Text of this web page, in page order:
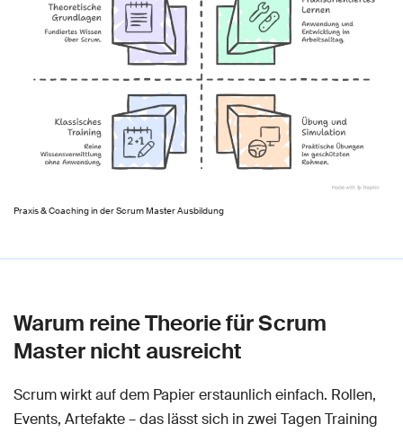
Praxis & Coaching in der Scrum Master Ausbildung
Warum reine Theorie für Scrum
Master nicht ausreicht
Scrum wirkt auf dem Papier erstaunlich einfach. Rollen,
Events, Artefakte – das lässt sich in zwei Tagen Training